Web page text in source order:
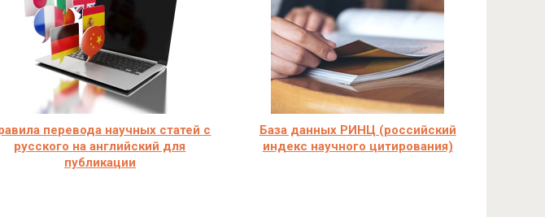
перевода научных статей с
русского на английский для
публикации
База данных РИНЦ (российский
индекс научного цитирования)